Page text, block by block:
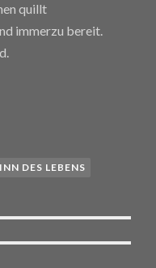
quillt
immerzu bereit.
DES LEBENS